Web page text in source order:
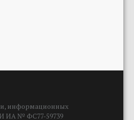
информационных
ИА № ФС77-59739